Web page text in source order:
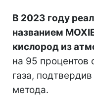
В 2023 году
названием
кислород из
на 95 процентов
газа,
метода.